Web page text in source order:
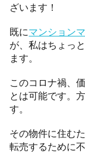
ざいます！
既にマンション
が、私はちょっ
ます。
このコロナ禍、
とは可能です。
す。
その物件に住む
転売するために